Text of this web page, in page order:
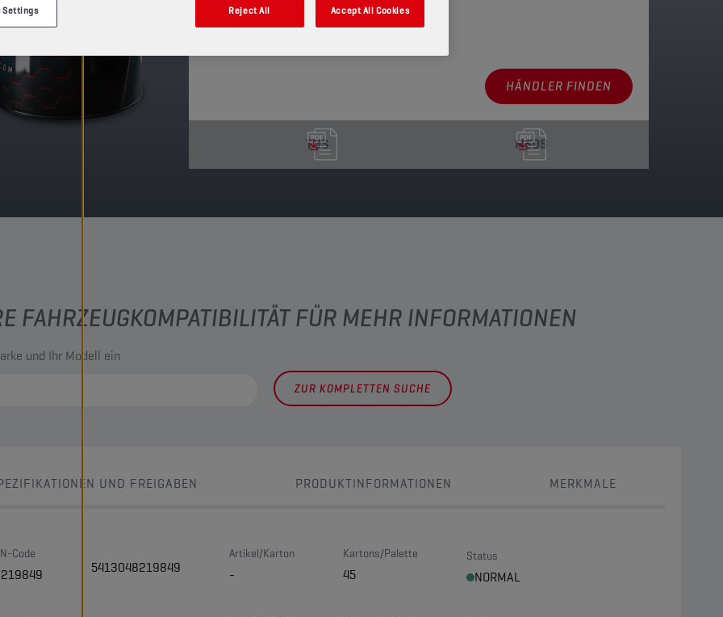
PRODUKT: 23310
HÄNDLER FINDEN
TDS MSDS
FAHRZEUGKOMPATIBILITÄT FÜR MEHR INFORMATIONEN
und Ihr Modell ein
ZUR KOMPLETTEN SUCHE
UND FREIGABEN PRODUKTINFORMATIONEN MERKMALE
Code
5413048219849
Artikel/Karton
-
Kartons/Palette
45
Status
NORMAL
Settings Reject All Accept All Cookies